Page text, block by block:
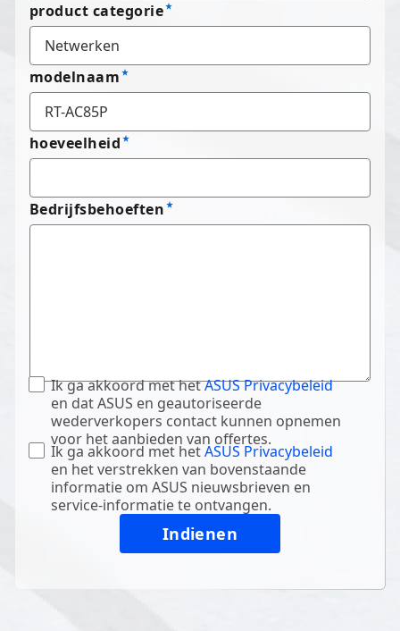
product categorie
modelnaam
hoeveelheid
Bedrijfsbehoeften
Ik ga akkoord met hetASUS Privacybeleid
en dat ASUS en geautoriseerde
wederverkopers contact kunnen opnemen
voor het aanbieden van offertes.
Ik ga akkoord met hetASUS Privacybeleid
en het verstrekken van bovenstaande
informatie om ASUS nieuwsbrieven en
service-informatie te ontvangen.